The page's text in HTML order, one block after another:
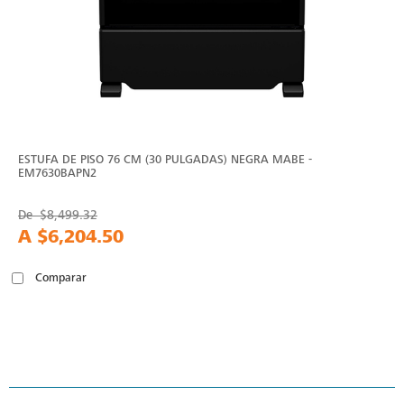
ESTUFA DE PISO 76 CM (30 PULGADAS) NEGRA MABE -
EM7630BAPN2
De$8,499.32
A $6,204.50
Comparar